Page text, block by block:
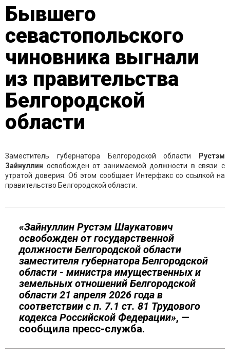
Бывшего
севастопольского
чиновника выгнали
из правительства
Белгородской
области
Заместитель губернатора Белгородской области Рустэм
Зайнуллин освобожден от занимаемой должности в связи с
утратой доверия. Об этом сообщает Интерфакс со ссылкой на
правительство Белгородской области.
«Зайнуллин Рустэм Шаукатович
освобожден от государственной
должности Белгородской области
заместителя губернатора Белгородской
области - министра имущественных и
земельных отношений Белгородской
области 21 апреля 2026 года в
соответствии с п. 7.1 ст. 81 Трудового
кодекса Российской Федерации», —
сообщила пресс-служба.